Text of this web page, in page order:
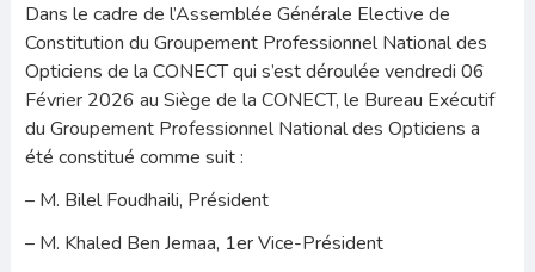
Dans le cadre de l’Assemblée Générale Elective de
Constitution du Groupement Professionnel National des
Opticiens de la CONECT qui s’est déroulée vendredi 06
Février 2026 au Siège de la CONECT, le Bureau Exécutif
du Groupement Professionnel National des Opticiens a
été constitué comme suit :
– M. Bilel Foudhaili, Président
– M. Khaled Ben Jemaa, 1er Vice-Président